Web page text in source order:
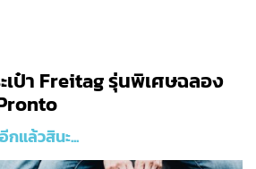
เป๋า Freitag รุ่นพิเศษฉลอง
กแล้วสินะ...